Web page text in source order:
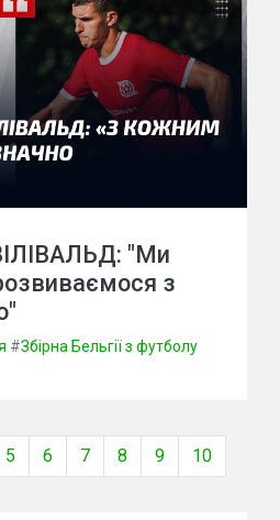
"Ми
з
#Збірна Бельгії з футболу
5 6 7 8 9 10